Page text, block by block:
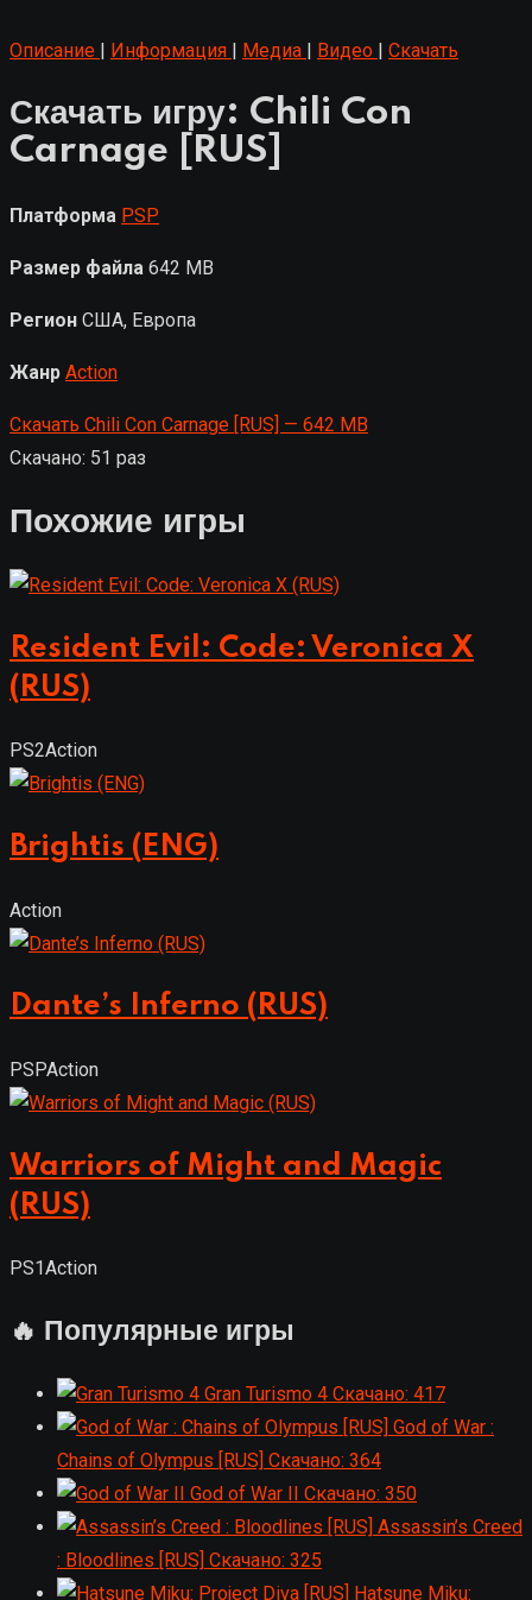
Описание | Информация | Медиа | Видео | Скачать
Скачать игру: Chili Con
Carnage [RUS]
Платформа PSP
Размер файла 642 MB
Регион США, Европа
Жанр Action
Скачать Chili Con Carnage [RUS] — 642 MB
Скачано: 51 раз
Похожие игры
Resident Evil: Code: Veronica X
(RUS)
PS2Action
Brightis (ENG)
Action
Dante’s Inferno (RUS)
PSPAction
Warriors of Might and Magic
(RUS)
PS1Action
🔥 Популярные игры
Gran Turismo 4 Скачано: 417
God of War :
Chains of Olympus [RUS] Скачано: 364
God of War II
Скачано: 350
Assassin’s Creed
: Bloodlines [RUS] Скачано: 325
Hatsune Miku: